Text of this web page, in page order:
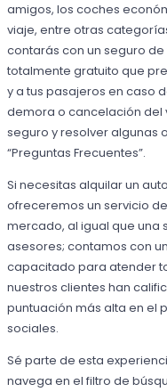
amigos, los coches
viaje, entre otras
contarás con un seguro
totalmente gratuito que
y a tus pasajeros en caso
demora o cancelación del
seguro y resolver algunas
“Preguntas Frecuentes”.
Si necesitas alquilar un
ofreceremos un servicio
mercado, al igual que una
asesores; contamos con
capacitado para atender
nuestros clientes han
puntuación más alta en el
sociales.
Sé parte de esta
navega en el filtro de